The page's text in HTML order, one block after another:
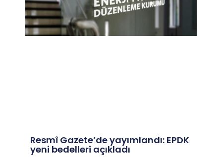
Resmî Gazete’de yayımlandı: EPDK
yeni bedelleri açıkladı